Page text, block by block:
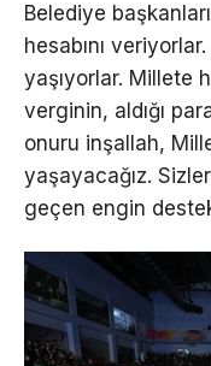
Belediye
hesabını
yaşıyorlar. Millete
verginin, aldığı
onuru inşallah,
yaşayacağız.
geçen engin